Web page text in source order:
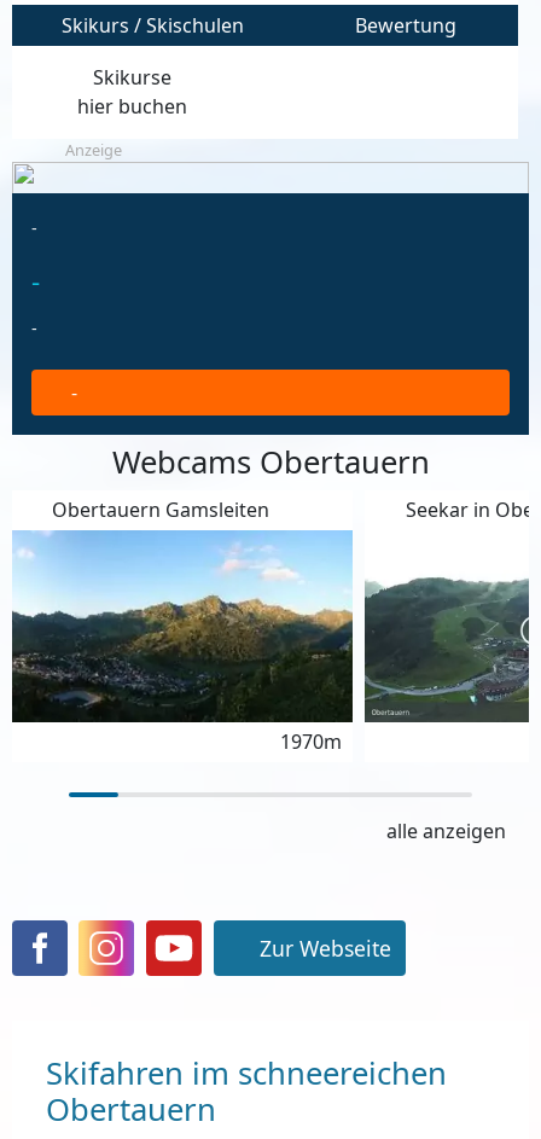
Skikurs / Skischulen
Skikurse
hier buchen
Bewertung
Anzeige
-
-
-
-
Webcams Obertauern
Obertauern Gamsleiten
1970m
Seekar in
alle anzeigen
Zur Webseite
Skifahren im schneereichen
Obertauern